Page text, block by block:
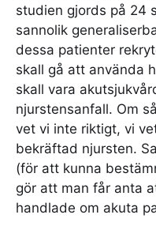
studien gjords på 24
sannolik
dessa patienter
skall gå att använda
skall vara
njurstensanfall. Om
vet vi inte riktigt, vi
bekräftad njursten.
(för att kunna
gör att man får anta
handlade om akuta